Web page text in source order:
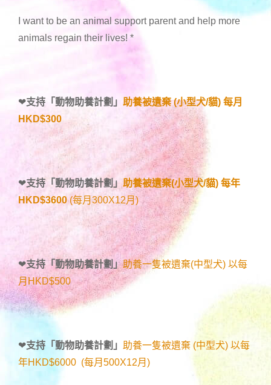
I want to be an animal support parent and help more
animals regain their lives! *
❤支持「動物助養計劃 」 助養被遺棄 (小型犬/貓) 每月
HKD$300
❤支持「動物助養計劃 」 助養被遺棄(小型犬/貓) 每年
HKD$3600(每月300X12月)
❤支持「動物助養計劃 」助養一隻被遺棄(中型犬) 以每
月HKD$500
❤支持「動物助養計劃 」 助養一隻被遺棄 (中型犬) 以每
年HKD$6000 (每月500X12月)